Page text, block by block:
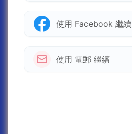
使用 Facebook 繼續
使用 電郵 繼續